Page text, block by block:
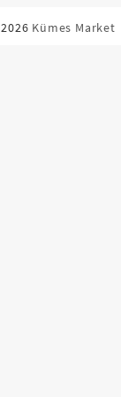
Kümes Market